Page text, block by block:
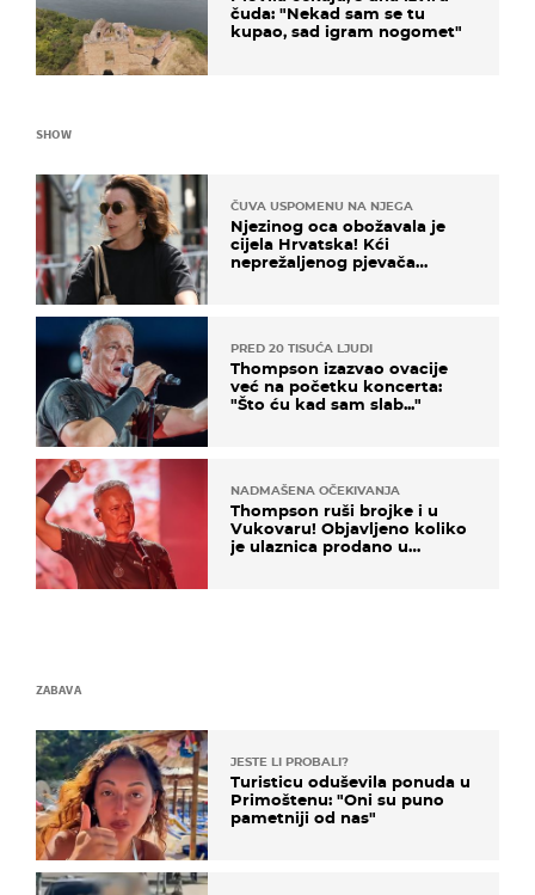
čuda: "Nekad sam se tu
kupao, sad igram nogomet"
SHOW
ČUVA USPOMENU NA NJEGA
Njezinog oca obožavala je
cijela Hrvatska! Kći
neprežaljenog pjevača
PRED 20 TISUĆA LJUDI
Thompson izazvao ovacije
već na početku koncerta:
"Što ću kad sam slab..."
NADMAŠENA OČEKIVANJA
Thompson ruši brojke i u
Vukovaru! Objavljeno koliko
je ulaznica prodano u
ZABAVA
JESTE LI PROBALI?
Turisticu oduševila ponuda u
Primoštenu: "Oni su puno
pametniji od nas"